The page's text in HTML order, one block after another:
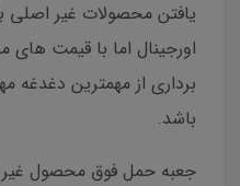
یافتن محصولات غیر اصلی
اورجینال اما با قیمت
برداری از مهمترین دغدغه
باشد.
جعبه حمل فوق محصول غیر